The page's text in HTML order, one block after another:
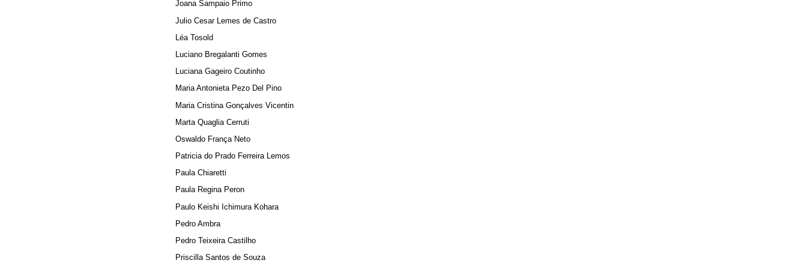
Joana Sampaio Primo
Julio Cesar Lemes de Castro
Léa Tosold
Luciano Bregalanti Gomes
Luciana Gageiro Coutinho
Maria Antonieta Pezo Del Pino
Maria Cristina Gonçalves Vicentin
Marta Quaglia Cerruti
Oswaldo França Neto
Patricia do Prado Ferreira Lemos
Paula Chiaretti
Paula Regina Peron
Paulo Keishi Ichimura Kohara
Pedro Ambra
Pedro Teixeira Castilho
Priscilla Santos de Souza